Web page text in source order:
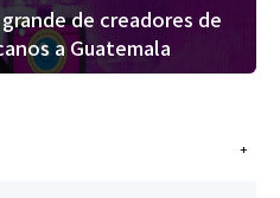
de creadores de
a Guatemala
+